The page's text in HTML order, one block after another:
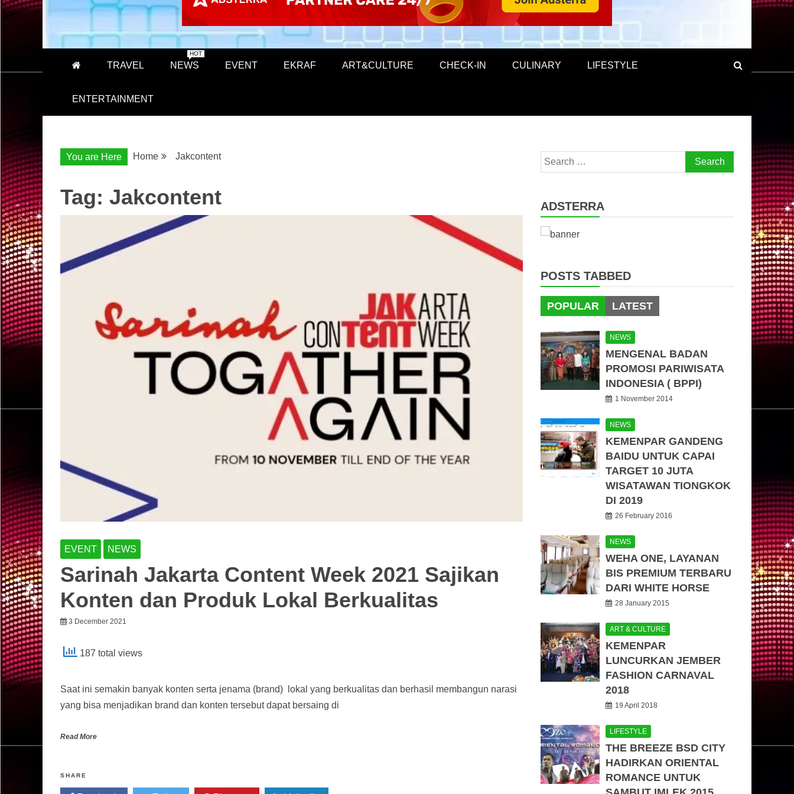
TRAVEL NEWS
HOT
EVENT EKRAF ART&CULTURE CHECK-IN CULINARY LIFESTYLE
ENTERTAINMENT
You are Here Home Jakcontent
Tag: Jakcontent
EVENT NEWS
Sarinah Jakarta Content Week 2021 Sajikan
Konten dan Produk Lokal Berkualitas
3 December 2021
187 total views
Saat ini semakin banyak konten serta jenama (brand) lokal yang berkualitas dan berhasil membangun narasi
yang bisa menjadikan brand dan konten tersebut dapat bersaing di
Read More
SHARE
Search
for:
ADSTERRA
POSTS TABBED
POPULAR LATEST
NEWS
MENGENAL BADAN
PROMOSI PARIWISATA
INDONESIA ( BPPI)
1 November 2014
NEWS
KEMENPAR GANDENG
BAIDU UNTUK CAPAI
TARGET 10 JUTA
WISATAWAN TIONGKOK
DI 2019
26 February 2016
NEWS
WEHA ONE, LAYANAN
BIS PREMIUM TERBARU
DARI WHITE HORSE
28 January 2015
ART & CULTURE
KEMENPAR
LUNCURKAN JEMBER
FASHION CARNAVAL
2018
19 April 2018
LIFESTYLE
THE BREEZE BSD CITY
HADIRKAN ORIENTAL
ROMANCE UNTUK